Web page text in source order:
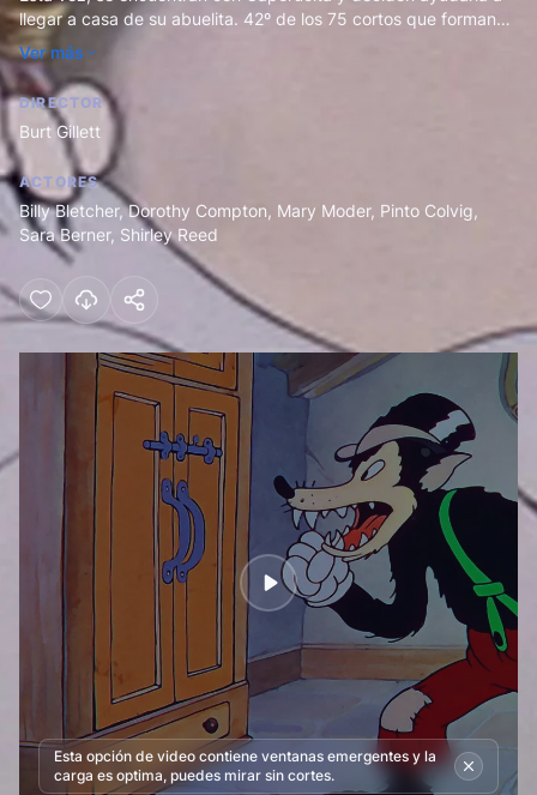
llegar a casa de su abuelita. 42º de los 75 cortos que forman
las Silly Symphonies de Disney.
Ver más
DIRECTOR
Burt Gillett
ACTORES
Billy Bletcher,Dorothy Compton, Mary Moder, Pinto Colvig,
Sara Berner, Shirley Reed
Esta opción de video contiene ventanas emergentes y la
carga es optima, puedes mirar sin cortes.